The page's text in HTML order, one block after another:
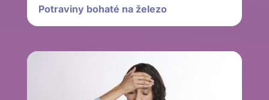
Potraviny bohaté na železo